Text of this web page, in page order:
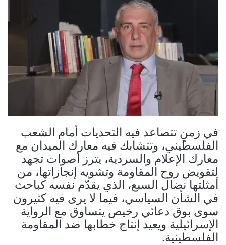
في زمنٍ تتصاعد فيه التحديات أمام الشعب
الفلسطيني، وتتشابك فيه معارك الميدان مع
معارك الإعلام والسردية، يترز أصوات تجهد
لتقويض روح المقاومة وتشويه إنجازاتها، من
أمثلتها نضال السبع، الذي يقدّم نفسه كباحث
في الشأن السياسي، فيما لا يرى فيه كثيرون
سوى بوق دعائي رخيص يتساوق مع الرواية
الإسرائيلية ويعيد إنتاج خطابها ضد المقاومة
الفلسطينية.